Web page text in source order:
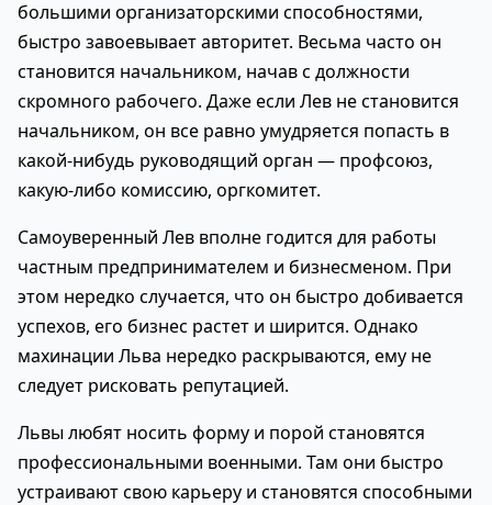
большими организаторскими способностями,
быстро завоевывает авторитет. Весьма часто он
становится начальником, начав с должности
скромного рабочего. Даже если Лев не становится
начальником, он все равно умудряется попасть в
какой-нибудь руководящий орган — профсоюз,
какую-либо комиссию, оргкомитет.
Самоуверенный Лев вполне годится для работы
частным предпринимателем и бизнесменом. При
этом нередко случается, что он быстро добивается
успехов, его бизнес растет и ширится. Однако
махинации Льва нередко раскрываются, ему не
следует рисковать репутацией.
Львы любят носить форму и порой становятся
профессиональными военными. Там они быстро
устраивают свою карьеру и становятся способными